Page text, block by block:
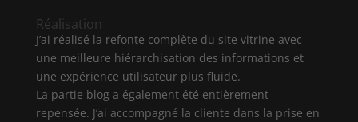
Réalisation
J’ai réalisé la refonte complète du site vitrine avec
une meilleure hiérarchisation des informations et
une expérience utilisateur plus fluide.
La partie blog a également été entièrement
repensée. J’ai accompagné la cliente dans la prise en